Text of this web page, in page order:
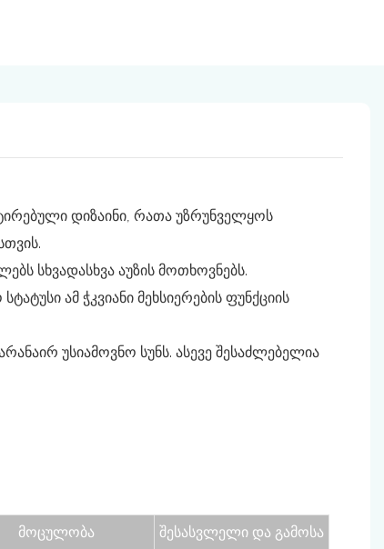
დიზაინი, რათა უზრუნველყოს
სხვადასხვა აუზის მოთხოვნებს.
ამ ჭკვიანი მეხსიერების ფუნქციის
უსიამოვნო სუნს. ასევე შესაძლებელია
მოცულობა
შესასვლელი და გამოსა